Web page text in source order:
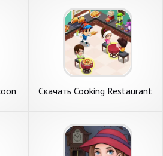
Скачать Cooking Restaurant